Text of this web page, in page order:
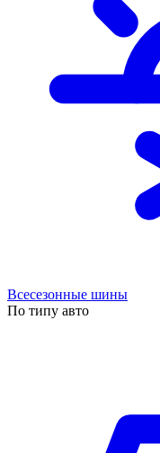
Всесезонные шины
По типу авто